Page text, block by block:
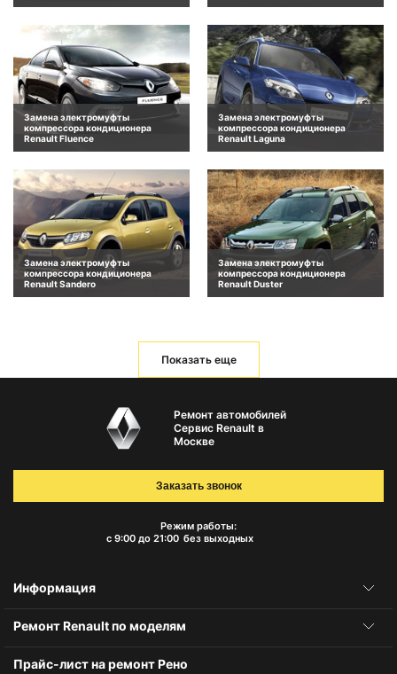
Замена электромуфты
компрессора кондиционера
Renault Fluence
Замена электромуфты
компрессора кондиционера
Renault Laguna
Замена электромуфты
компрессора кондиционера
Renault Sandero
Замена электромуфты
компрессора кондиционера
Renault Duster
Показать еще
Ремонт автомобилей
Сервис Renault в
Москве
Режим работы:
с 9:00 до 21:00 без выходных
Заказать звонок
Информация
Ремонт Renault по моделям
Прайс-лист на ремонт Рено